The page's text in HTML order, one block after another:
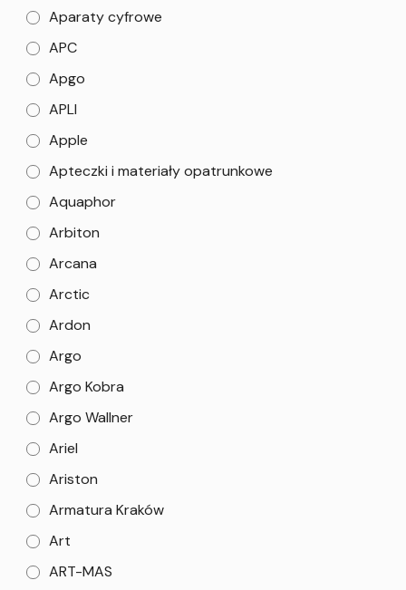
Aparaty cyfrowe
APC
Apgo
APLI
Apple
Apteczki i materiały opatrunkowe
Aquaphor
Arbiton
Arcana
Arctic
Ardon
Argo
Argo Kobra
Argo Wallner
Ariel
Ariston
Armatura Kraków
Art
ART-MAS